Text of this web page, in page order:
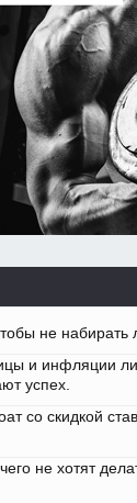
не набирать
и инфляции
успех.
со скидкой
не хотят